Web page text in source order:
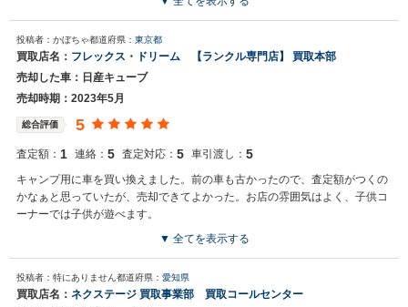
買取店からの返信
お世話になっております。 株式会社ネクステージでございます。 この
度はネクステージをご利用いただきまして誠にありがとうございまし
た。 弊社スタッフの接客をお褒め頂き光栄です。 今後もご満足いただ
けるよう精進してまいります。 スタッフ一同、またのご利用お待ちし
投稿者：かぼちゃ都道府県： 東京都
買取店名： フレックス・ドリーム 【ランクル専門店】 買取本部
売却した車：日産キューブ
売却時期：2023年5月
総合評価 5
査定額： 1 連絡： 5 査定対応： 5 車引渡し： 5
キャンプ用に車を買い換えました。前の車も古かったので、査定額がつくの
かなぁと思っていたが、売却できてよかった。お店の雰囲気はよく、子供コ
ーナーでは子供が遊べます。
買取店からの返信
この度はおクルマのお乗り換えご相談いただきありがとうございま
す。あわせてご納車おめでとうございます。次のおクルマでも、楽し
▼ 全てを表示する
投稿者：特にありません都道府県： 愛知県
買取店名： ネクステージ 買取事業部 買取コールセンター